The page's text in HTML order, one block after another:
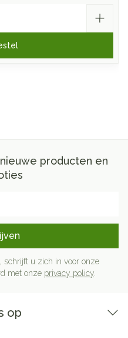
producten en
schrijft u zich in voor onze
met onze privacy policy
op